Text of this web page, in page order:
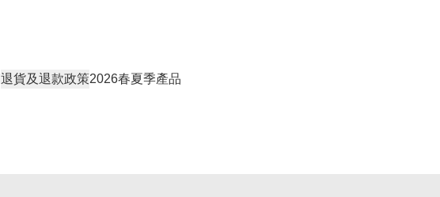
退貨及退款政策2026春夏季產品